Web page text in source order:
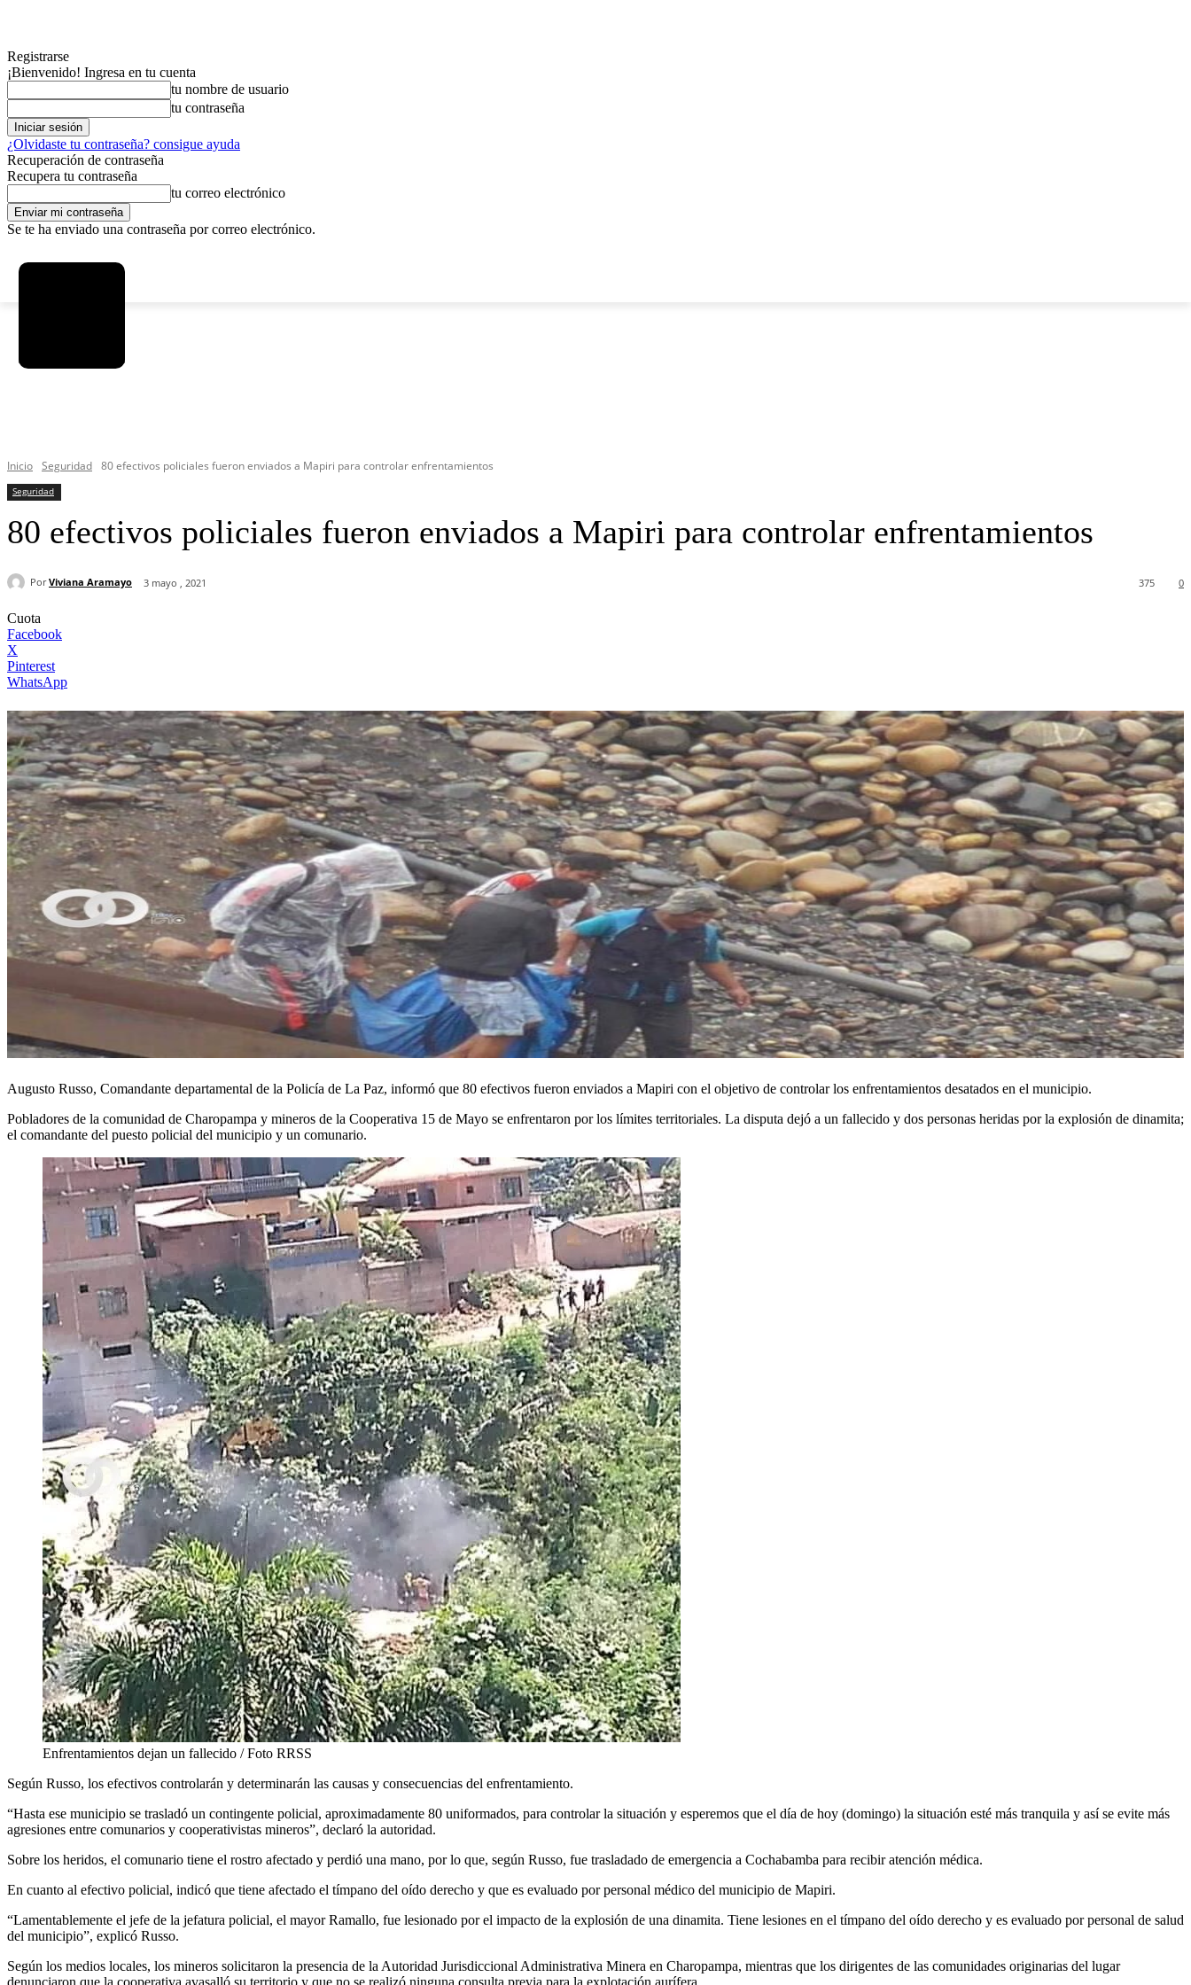
Registrarse
¡Bienvenido! Ingresa en tu cuenta
tu nombre de usuario
tu contraseña
¿Olvidaste tu contraseña? consigue ayuda
Recuperación de contraseña
Recupera tu contraseña
tu correo electrónico
Se te ha enviado una contraseña por correo electrónico.
Inicio Seguridad 80 efectivos policiales fueron enviados a Mapiri para controlar enfrentamientos
Seguridad
80 efectivos policiales fueron enviados a Mapiri para controlar enfrentamientos
Por Viviana Aramayo 3 mayo , 2021 0
375
Cuota
Facebook
X
Pinterest
WhatsApp
Augusto Russo, Comandante departamental de la Policía de La Paz, informó que 80 efectivos fueron enviados a Mapiri con el objetivo de controlar los enfrentamientos desatados en el municipio.
Pobladores de la comunidad de Charopampa y mineros de la Cooperativa 15 de Mayo se enfrentaron por los límites territoriales. La disputa dejó a un fallecido y dos personas heridas por la explosión de dinamita;
el comandante del puesto policial del municipio y un comunario.
Enfrentamientos dejan un fallecido / Foto RRSS
Según Russo, los efectivos controlarán y determinarán las causas y consecuencias del enfrentamiento.
“Hasta ese municipio se trasladó un contingente policial, aproximadamente 80 uniformados, para controlar la situación y esperemos que el día de hoy (domingo) la situación esté más tranquila y así se evite más
agresiones entre comunarios y cooperativistas mineros”, declaró la autoridad.
Sobre los heridos, el comunario tiene el rostro afectado y perdió una mano, por lo que, según Russo, fue trasladado de emergencia a Cochabamba para recibir atención médica.
En cuanto al efectivo policial, indicó que tiene afectado el tímpano del oído derecho y que es evaluado por personal médico del municipio de Mapiri.
“Lamentablemente el jefe de la jefatura policial, el mayor Ramallo, fue lesionado por el impacto de la explosión de una dinamita. Tiene lesiones en el tímpano del oído derecho y es evaluado por personal de salud
del municipio”, explicó Russo.
Según los medios locales, los mineros solicitaron la presencia de la Autoridad Jurisdiccional Administrativa Minera en Charopampa, mientras que los dirigentes de las comunidades originarias del lugar
denunciaron que la cooperativa avasalló su territorio y que no se realizó ninguna consulta previa para la explotación aurífera.